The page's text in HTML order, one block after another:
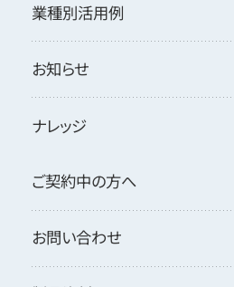
業種別活用例
お知らせ
ナレッジ
ご契約中の方へ
お問い合わせ